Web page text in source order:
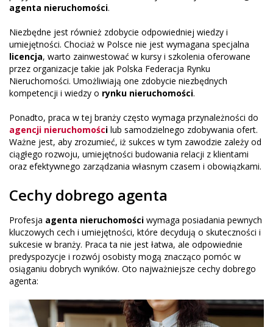
agenta nieruchomości.
Niezbędne jest również zdobycie odpowiedniej wiedzy i
umiejętności. Chociaż w Polsce nie jest wymagana specjalna
licencja, warto zainwestować w kursy i szkolenia oferowane
przez organizacje takie jak Polska Federacja Rynku
Nieruchomości. Umożliwiają one zdobycie niezbędnych
kompetencji i wiedzy o rynku nieruchomości.
Ponadto, praca w tej branży często wymaga przynależności do
agencji nieruchomości lub samodzielnego zdobywania ofert.
Ważne jest, aby zrozumieć, iż sukces w tym zawodzie zależy od
ciągłego rozwoju, umiejętności budowania relacji z klientami
oraz efektywnego zarządzania własnym czasem i obowiązkami.
Cechy dobrego agenta
Profesja agenta nieruchomości wymaga posiadania pewnych
kluczowych cech i umiejętności, które decydują o skuteczności i
sukcesie w branży. Praca ta nie jest łatwa, ale odpowiednie
predyspozycje i rozwój osobisty mogą znacząco pomóc w
osiąganiu dobrych wyników. Oto najważniejsze cechy dobrego
agenta: